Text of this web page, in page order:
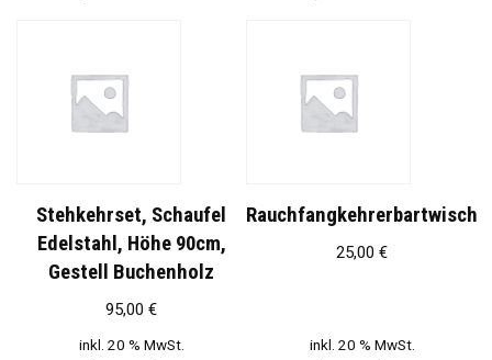
Stehkehrset, Schaufel
Edelstahl, Höhe 90cm,
Gestell Buchenholz
95,00 €
inkl. 20 % MwSt.
Rauchfangkehrerbartwisch
25,00 €
inkl. 20 % MwSt.